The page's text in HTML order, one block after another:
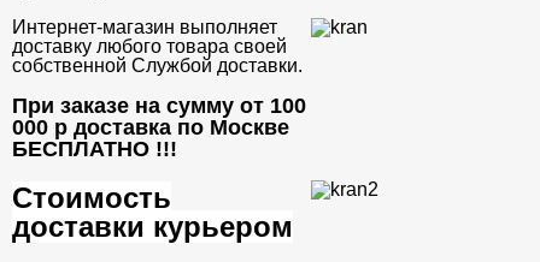
Интернет-магазин выполняет
доставку любого товара своей
собственной Службой доставки.
При заказе на сумму от 100
000 р доставка по Москве
БЕСПЛАТНО !!!
Стоимость
доставки курьером